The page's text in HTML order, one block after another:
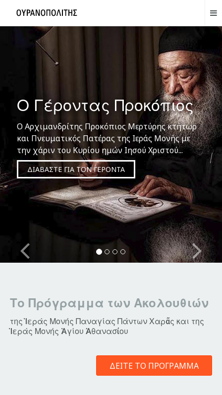
Ο Γέροντας Προκόπιος
Ο Αρχιμανδρίτης Προκόπιος Μερτύρης κτήτωρ
και Πνευματικός Πατέρας της Ιεράς Μονής με
την χάριν του Κυρίου ημών Ιησού Χριστού...
ΔΙΑΒΑΣΤΕ ΓΙΑ ΤΟΝ ΓΕΡΟΝΤΑ
Το Πρόγραμμα των Ακολουθιών
της Ἱεράς Μονής Παναγίας Πάντων Χαρᾶς και της
Ἱεράς Μονής Ἁγίου Ἀθανασἰου
ΔΕΊΤΕ ΤΟ ΠΡΌΓΡΑΜΜΑ